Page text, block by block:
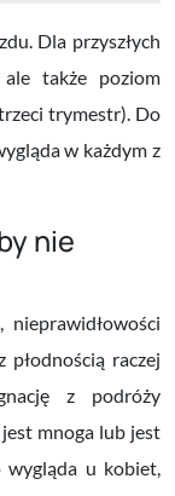
Dla przyszłych
także poziom
trymestr). Do
w każdym z
nie
płodnością raczej
z podróży
jest mnoga lub jest
u kobiet,